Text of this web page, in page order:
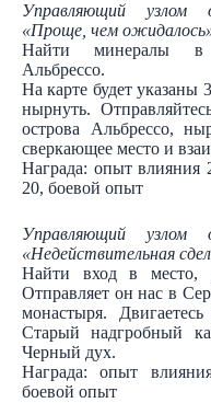
Управляющий
«Проще, чем
Найти минералы в
Альбрессо.
На карте будет указаны
нырнуть.
острова Альбрессо,
сверкающее место и
Награда: опыт влияния
20, боевой опыт
Управляющий
«Недействительная
Найти вход в место,
Отправляет он нас в
монастыря.
Старый надгробный
Черный дух.
Награда: опыт
боевой опыт